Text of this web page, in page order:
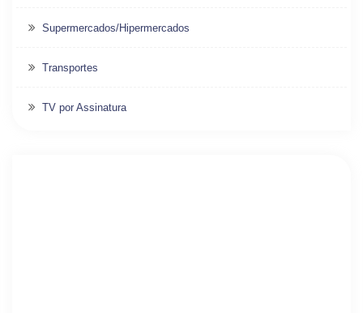
Supermercados/Hipermercados
Transportes
TV por Assinatura